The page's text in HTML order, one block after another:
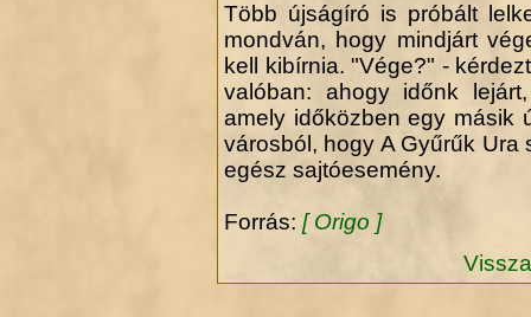
Több újságíró is próbált
mondván, hogy mindjárt
kell kibírnia. "Vége?" -
valóban: ahogy időnk
amely időközben egy másik
városból, hogy A Gyűrűk
egész sajtóesemény.
Forrás: [ Origo ]